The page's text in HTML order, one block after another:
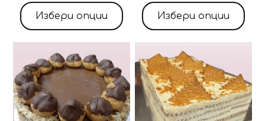
Избери опции Избери опции